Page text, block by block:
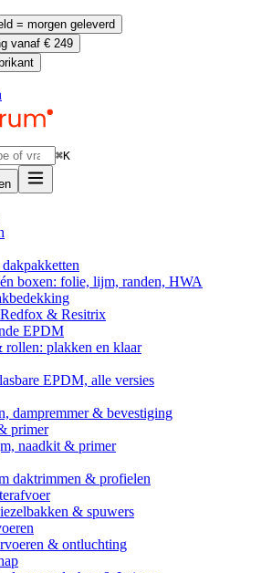
= morgen geleverd
vanaf € 249
⌘K
boxen: folie, lijm, randen, HWA
& Resitrix
EPDM
rollen: plakken en klaar
EPDM, alle versies
dampremmer & bevestiging
primer
naadkit & primer
daktrimmen & profielen
& spuwers
& ontluchting